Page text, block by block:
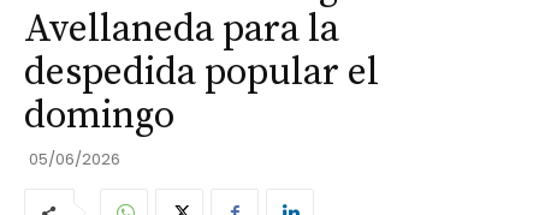
Avellaneda para la
despedida popular el
domingo
05/06/2026